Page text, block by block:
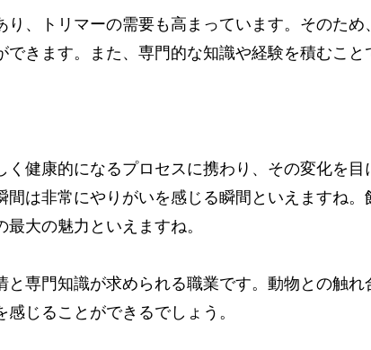
り、トリマーの需要も高まっています。そのた
できます。また、専門的な知識や経験を積むこ
く健康的になるプロセスに携わり、その変化を
間は非常にやりがいを感じる瞬間といえますね
大の魅力といえますね。
と専門知識が求められる職業です。動物との触
じることができるでしょう。